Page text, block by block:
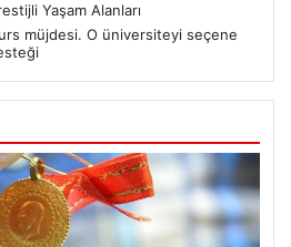
Yaşam Alanları
müjdesi. O üniversiteyi seçene